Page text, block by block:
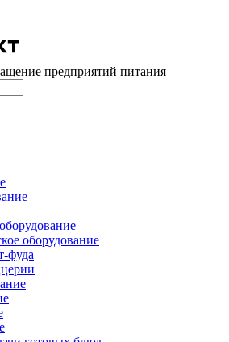
предприятий питания
оборудование
фуда